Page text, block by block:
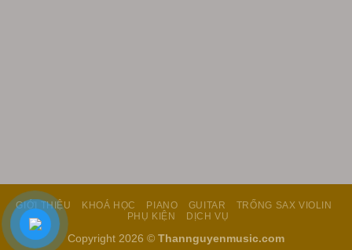
GIỚI THIỆU KHOÁ HỌC PIANO GUITAR
TRỐNG SAX VIOLIN
PHỤ KIỆN
DỊCH VỤ
Copyright 2026 © Thannguyenmusic.com